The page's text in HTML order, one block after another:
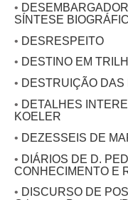
•
SÍNTESE
• DESRESPEITO
• DESTINO EM
• DESTRUIÇÃO DAS
• DETALHES
KOELER
• DEZESSEIS DE
• DIÁRIOS DE D.
CONHECIMENTO E
• DISCURSO DE